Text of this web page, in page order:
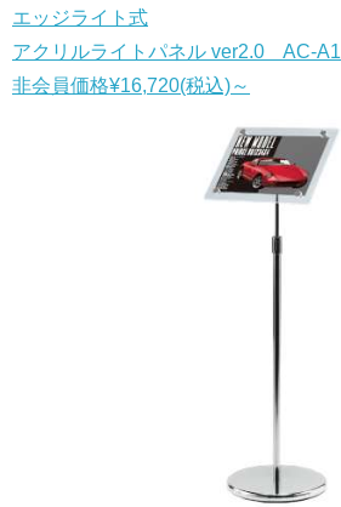
エッジライト式
アクリルライトパネル ver2.0 AC-A1
非会員価格¥16,720(税込)～